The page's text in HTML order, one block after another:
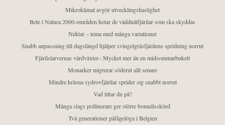
Mikroklimat avgör utvecklingshastighet
Bete i Natura 2000-områden hotar de väddnätfjärilar som ska skyddas
Nektar – tema med många variationer
Snabb anpassning till dagslängd hjälper svingelgräsfjärilens spridning norrut
Fjärilslarvernas värdväxter– Mycket mer än en midsommarbukett
Monarker migrerar söderut allt senare
Mindre kräsna sydrovfjärilar sprider sig snabbt norrut
Vad tittar du på?
Många slags pollinerare ger större bomullsskörd
Två generationer påfågelöga i Belgien